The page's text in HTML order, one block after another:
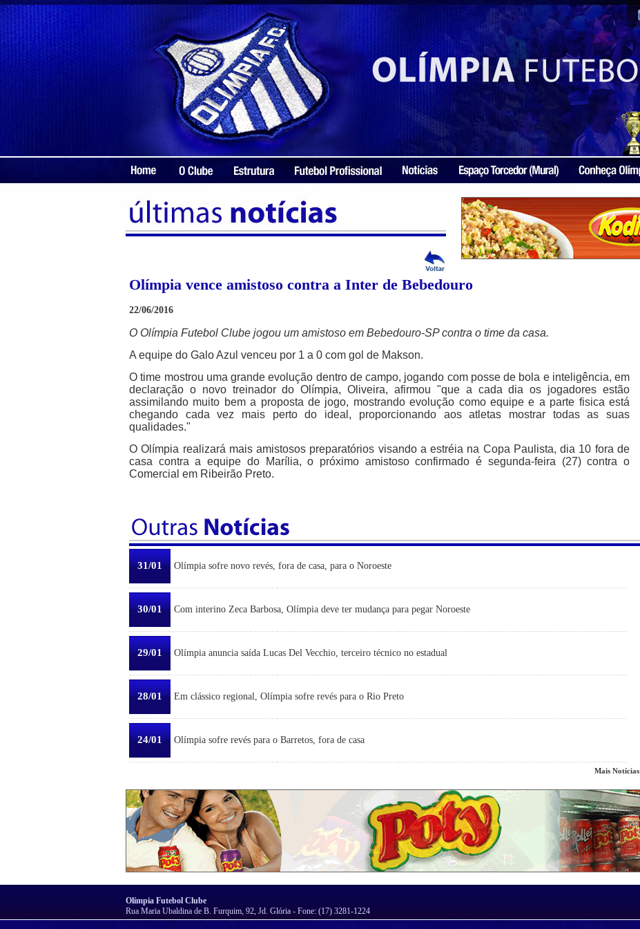
Olímpia vence amistoso contra a Inter de Bebedouro
22/06/2016
O Olímpia Futebol Clube jogou um amistoso em Bebedouro-SP contra o time da casa.
A equipe do Galo Azul venceu por 1 a 0 com gol de Makson.
O time mostrou uma grande evolução dentro de campo, jogando com posse de bola e inteligência, em
declaração o novo treinador do Olímpia, Oliveira, afirmou "que a cada dia os jogadores estão
assimilando muito bem a proposta de jogo, mostrando evolução como equipe e a parte fisica está
chegando cada vez mais perto do ideal, proporcionando aos atletas mostrar todas as suas
qualidades."
O Olímpia realizará mais amistosos preparatórios visando a estréia na Copa Paulista, dia 10 fora de
casa contra a equipe do Marília, o próximo amistoso confirmado é segunda-feira (27) contra o
Comercial em Ribeirão Preto.
31/01 Olímpia sofre novo revés, fora de casa, para o Noroeste
30/01 Com interino Zeca Barbosa, Olímpia deve ter mudança para pegar Noroeste
29/01 Olímpia anuncia saída Lucas Del Vecchio, terceiro técnico no estadual
28/01 Em clássico regional, Olímpia sofre revés para o Rio Preto
24/01 Olímpia sofre revés para o Barretos, fora de casa
Mais Notícias
Olímpia Futebol Clube
Rua Maria Ubaldina de B. Furquim, 92, Jd. Glória - Fone: (17) 3281-1224